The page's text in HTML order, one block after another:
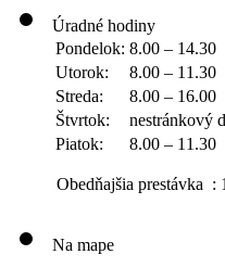
Úradné hodiny
Pondelok: 8.00 – 14.30
Utorok:
8.00 – 11.30
Streda:
8.00 – 16.00
Štvrtok:
nestránkový
Piatok:
8.00 – 11.30
Obedňajšia prestávka :
Na mape